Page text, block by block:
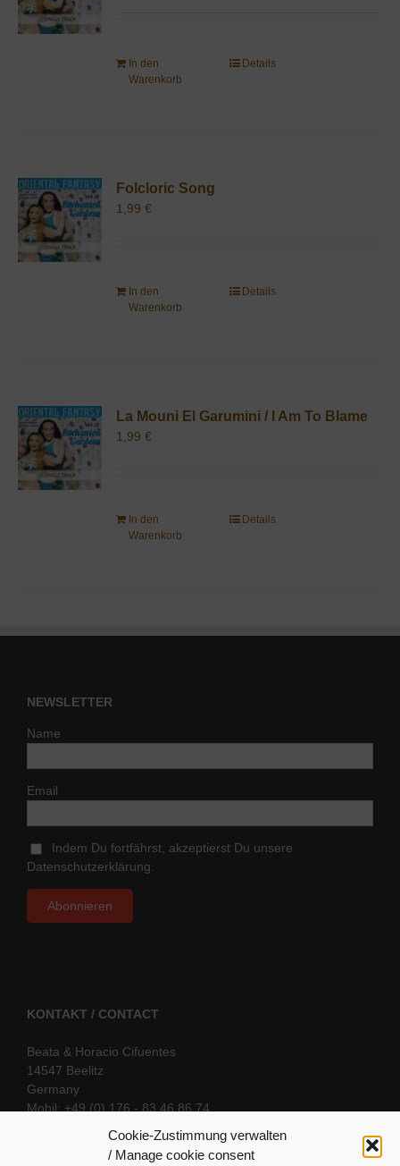
Cookie-Zustimmung verwalten
/ Manage cookie consent
In den
Warenkorb
Details
Folcloric Song
1,99€
In den
Warenkorb
Details
La Mouni El Garumini / I Am To Blame
1,99€
In den
Warenkorb
Details
NEWSLETTER
Name
Email
Indem Du fortfährst, akzeptierst Du unsere
Datenschutzerklärung.
KONTAKT / CONTACT
Beata & Horacio Cifuentes
14547 Beelitz
Germany
Mobil: +49 (0) 176 - 83 46 86 74